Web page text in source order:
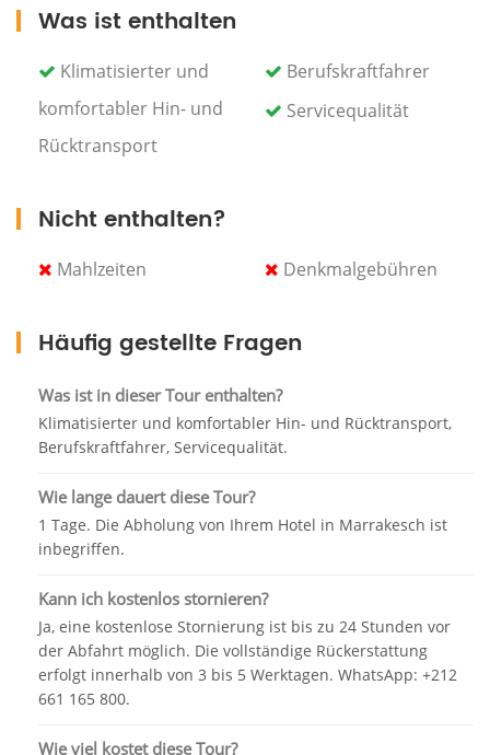
attraktive Entwicklung, ideal zum Stöbern in den
ein Souvenir anbieten.
Außerdem besuchen Sie die Uferpromenade, die auf
dieser Reise einen Besuch wert ist, und es gibt auch
die Küstenschlösser, den Palast des Meeres, die
Nationalmuseum für Keramik, das Minarett. von der
Arbeitsplatz. Sie können auch entlang der
Herstellung erhalten.
Die „Rue du Socco“ gibt Ihnen nicht nur die
Möglichkeit, handgefertigte Keramikprodukte zu
kaufen, sondern vermittelt Ihnen auch ein besseres
Bilder und Erinnerungen zu vergessen, die ein Leben
lang halten werden.
Sie können einen Blick auf die portugiesische
Kathedrale werfen, obwohl das Gebäude selbst noch
unvollständig ist, verzaubert die Kathedrale ihre
Besucher.
Nach diesem aufregenden Besuch fahren wir in die
Unterwegs genießen wir die abwechslungsreichen
Was ist enthalten
Klimatisierter und
komfortabler Hin- und
Rücktransport
Berufskraftfahrer
Servicequalität
Nicht enthalten?
Mahlzeiten Denkmalgebühren
Häufig gestellte Fragen
Was ist in dieser Tour enthalten?
Klimatisierter und komfortabler Hin- und Rücktransport,
Berufskraftfahrer, Servicequalität.
Wie lange dauert diese Tour?
1 Tage. Die Abholung von Ihrem Hotel in Marrakesch ist
inbegriffen.
Kann ich kostenlos stornieren?
Ja, eine kostenlose Stornierung ist bis zu 24 Stunden vor
der Abfahrt möglich. Die vollständige Rückerstattung
erfolgt innerhalb von 3 bis 5 Werktagen. WhatsApp: +212
661 165 800.
Wie viel kostet diese Tour?